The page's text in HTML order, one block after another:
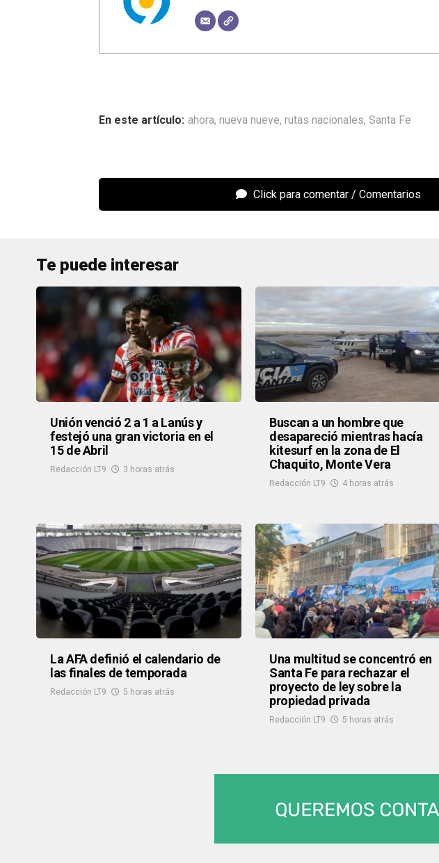
ahora, nueva nueve, rutas nacionales, Santa Fe
Click para comentar
Te puede interesar
Unión venció 2 a 1 a Lanús y
festejó una gran victoria en el
15 de Abril
Redacción LT9 3 horas atrás
Buscan a un hombre que
desapareció mientras hacía
kitesurf en la zona de El
Chaquito, Monte Vera
Redacción LT9 4 horas atrás
La AFA definió el calendario de
las finales de temporada
Redacción LT9 5 horas atrás
Una multitud se concentró en
Santa Fe para rechazar el
proyecto de ley sobre la
propiedad privada
Redacción LT9 5 horas atrás